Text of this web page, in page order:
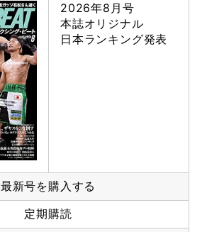
2026年8月号
本誌オリジナル
日本ランキング発表
最新号を購入する
定期購読